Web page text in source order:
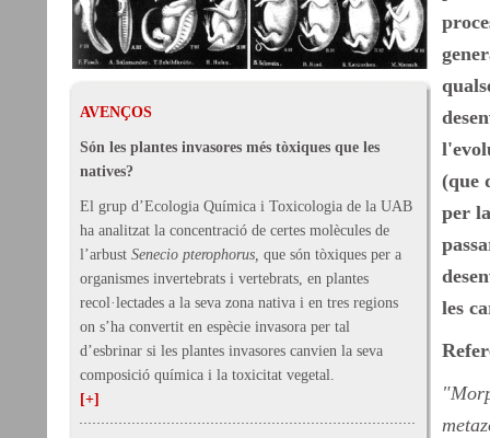
AVENÇOS
Són les plantes invasores més tòxiques que les
natives?
El grup d’Ecologia Química i Toxicologia de la UAB
ha analitzat la concentració de certes molècules de
l’arbust Senecio pterophorus, que són tòxiques per a
organismes invertebrats i vertebrats, en plantes
recol·lectades a la seva zona nativa i en tres regions
on s’ha convertit en espècie invasora per tal
d’esbrinar si les plantes invasores canvien la seva
composició química i la toxicitat vegetal.
[+]
(que
per
les